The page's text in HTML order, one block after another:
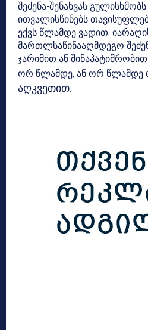
შეძენა-შენახვას
ითვალისწინებს
ექვს წლამდე ვადით.
მართლსაწინააღმდეგო
ჯარიმით ან
ორ წლამდე, ან ორ წლამდე
აღკვეთით.